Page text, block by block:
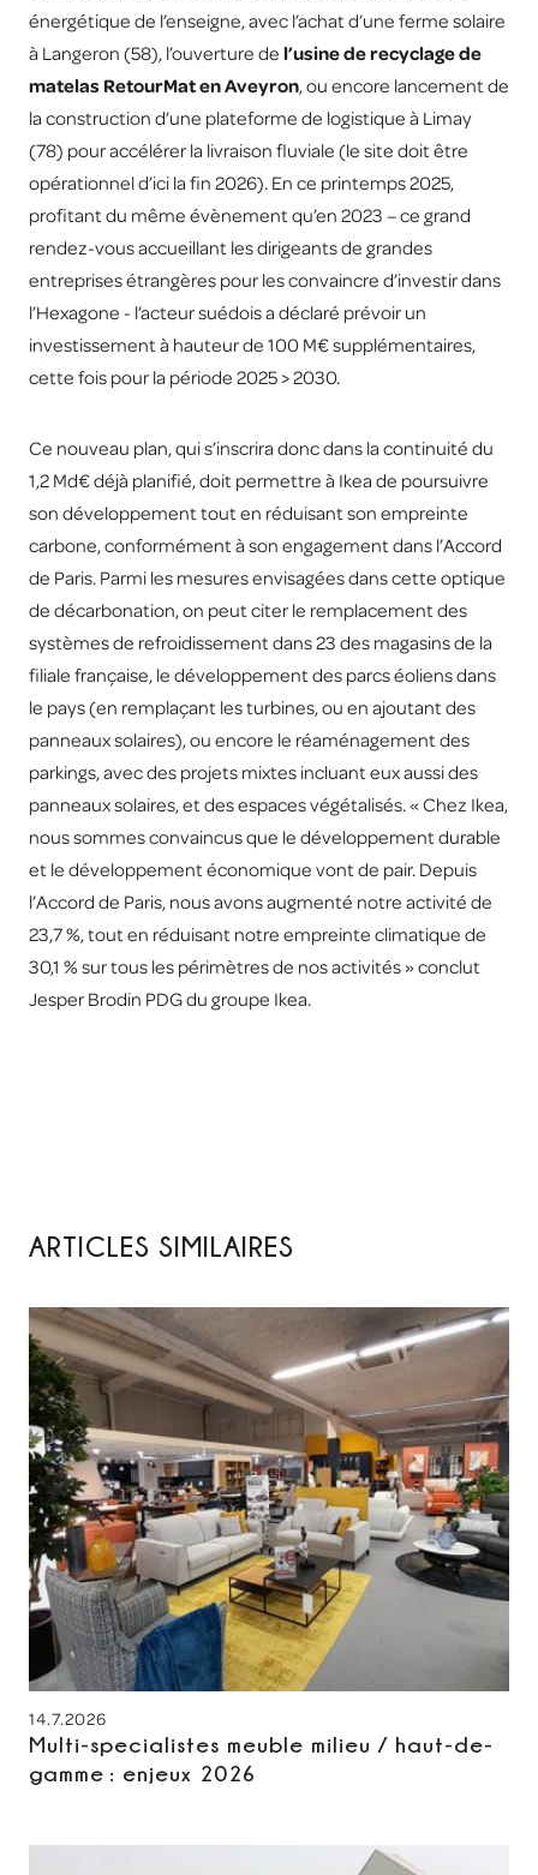
énergétique de l’enseigne, avec l’achat d’une ferme solaire
à Langeron (58), l’ouverture de l’usine de recyclage de
matelas RetourMat en Aveyron, ou encore lancement de
la construction d’une plateforme de logistique à Limay
(78) pour accélérer la livraison fluviale (le site doit être
opérationnel d’ici la fin 2026). En ce printemps 2025,
profitant du même évènement qu’en 2023 – ce grand
rendez-vous accueillant les dirigeants de grandes
entreprises étrangères pour les convaincre d’investir dans
l’Hexagone - l’acteur suédois a déclaré prévoir un
investissement à hauteur de 100 M€ supplémentaires,
cette fois pour la période 2025 > 2030.
Ce nouveau plan, qui s’inscrira donc dans la continuité du
1,2 Md€ déjà planifié, doit permettre à Ikea de poursuivre
son développement tout en réduisant son empreinte
carbone, conformément à son engagement dans l’Accord
de Paris. Parmi les mesures envisagées dans cette optique
de décarbonation, on peut citer le remplacement des
systèmes de refroidissement dans 23 des magasins de la
filiale française, le développement des parcs éoliens dans
le pays (en remplaçant les turbines, ou en ajoutant des
panneaux solaires), ou encore le réaménagement des
parkings, avec des projets mixtes incluant eux aussi des
panneaux solaires, et des espaces végétalisés. « Chez Ikea,
nous sommes convaincus que le développement durable
et le développement économique vont de pair. Depuis
l’Accord de Paris, nous avons augmenté notre activité de
23,7 %, tout en réduisant notre empreinte climatique de
30,1 % sur tous les périmètres de nos activités » conclut
Jesper Brodin PDG du groupe Ikea.
ARTICLES SIMILAIRES
14.7.2026
Multi-specialistes meuble milieu / haut-de-
gamme : enjeux 2026